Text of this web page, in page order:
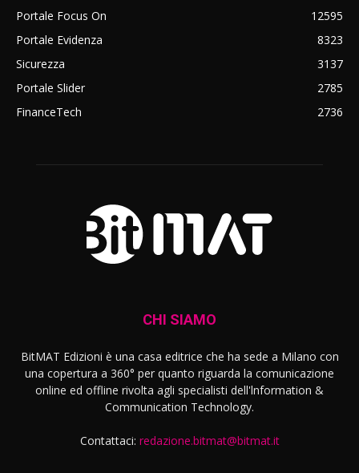
Portale Focus On
12595
Portale Evidenza
8323
Sicurezza
3137
Portale Slider
2785
FinanceTech
2736
CHI SIAMO
BitMAT Edizioni è una casa editrice che ha sede a Milano con
una copertura a 360° per quanto riguarda la comunicazione
online ed offline rivolta agli specialisti dell'lnformation &
Communication Technology.
Contattaci: redazione.bitmat@bitmat.it